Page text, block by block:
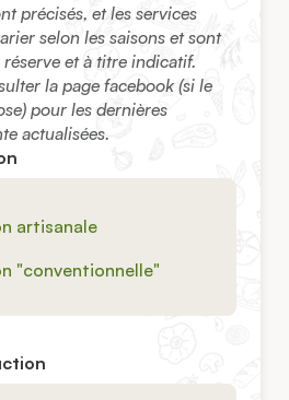
précisés, et les services
selon les saisons et sont
et à titre indicatif.
la page facebook (si le
pour les dernières
actualisées.
artisanale
"conventionnelle"